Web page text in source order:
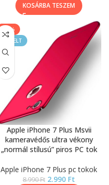
KOSÁRBA TESZEM
-67%
KIEMELT
Apple iPhone 7 Plus Msvii
kameravédős ultra vékony
„normál stílusú” piros PC tok
Apple iPhone 7 Plus pc tokok
8.990Ft 2.990 Ft